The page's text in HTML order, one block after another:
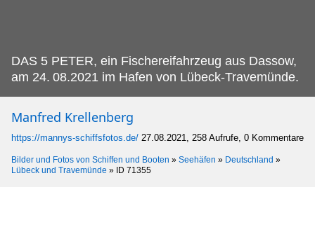
DAS 5 PETER, ein Fischereifahrzeug aus Dassow,
am 24. 08.2021 im Hafen von Lübeck-Travemünde.
Manfred Krellenberg
https://mannys-schiffsfotos.de/ 27.08.2021, 258 Aufrufe, 0 Kommentare
Bilder und Fotos von Schiffen und Booten » Seehäfen » Deutschland »
Lübeck und Travemünde » ID 71355